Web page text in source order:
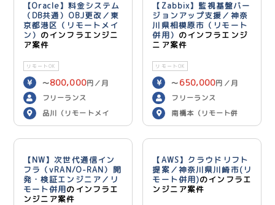
【Oracle】料金システム
（DB共通）OBJ更改／東
京都港区（リモートメイ
ン） のインフラエンジニ
ア案件
リモートOK
〜800,000円／月
フリーランス
品川（リモートメイ
ン）
【Zabbix】監視基盤バー
ジョンアップ支援／神奈
川県相模原市（リモート
併用） のインフラエンジ
ニア案件
リモートOK
〜 650,000円／月
フリーランス
南橋本（リモート併
用）
【NW】次世代通信イン
フラ（vRAN/O-RAN）開
発・検証エンジニア／リ
モート併用のインフラエ
ンジニア案件
【AWS】クラウドリフト
提案／神奈川県川崎市(リ
モート併用)のインフラエ
ンジニア案件